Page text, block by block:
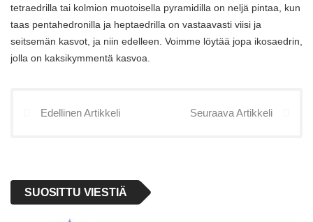
tetraedrilla tai kolmion muotoisella pyramidilla on neljä pintaa, kun
taas pentahedronilla ja heptaedrilla on vastaavasti viisi ja
seitsemän kasvot, ja niin edelleen. Voimme löytää jopa ikosaedrin,
jolla on kaksikymmentä kasvoa.
Edellinen Artikkeli Seuraava Artikkeli
SUOSITTU VIESTIÄ